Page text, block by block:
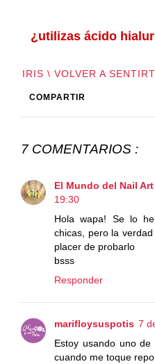
¿utilizas ácido
IRIS \ VOLVER A
COMPARTIR
7 COMENTARIOS :
El Mundo del Nail Art
19:30
Hola wapa! Se lo
chicas, pero la
placer de probarlo
bsss
Responder
marifloysuspotis 7
Estoy usando uno
cuando me toque